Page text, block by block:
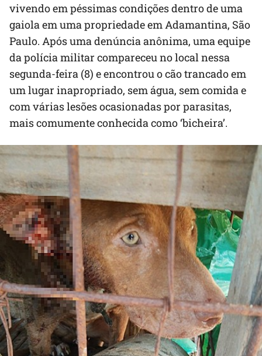
vivendo em péssimas condições dentro de uma
gaiola em uma propriedade em Adamantina, São
Paulo. Após uma denúncia anônima, uma equipe
da polícia militar compareceu no local nessa
segunda-feira (8) e encontrou o cão trancado em
um lugar inapropriado, sem água, sem comida e
com várias lesões ocasionadas por parasitas,
mais comumente conhecida como ‘bicheira’.